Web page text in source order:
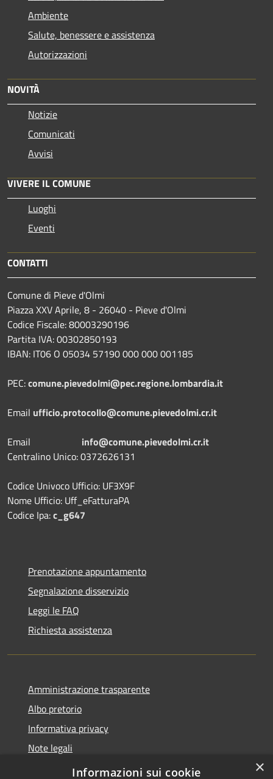
Ambiente
Salute, benessere e assistenza
Autorizzazioni
NOVITÀ
Notizie
Comunicati
Avvisi
VIVERE IL COMUNE
Luoghi
Eventi
CONTATTI
Comune di Pieve d'Olmi
Piazza XXV Aprile, 8 - 26040 - Pieve d'Olmi
Codice Fiscale: 80003290196
Partita IVA: 00302850193
IBAN: IT06 O 05034 57190 000 000 001185
PEC:comune.pievedolmi@pec.regione.lombardia.it
Email ufficio.protocollo@comune.pievedolmi.cr.it
Email info@comune.pievedolmi.cr.it
Centralino Unico: 0372626131
Codice Univoco Ufficio: UF3X9F
Nome Ufficio: Uff_eFatturaPA
Codice Ipa:c_g647
Prenotazione appuntamento
Segnalazione disservizio
Leggi le FAQ
Richiesta assistenza
Amministrazione trasparente
Albo pretorio
Informativa privacy
Note legali
Dichiarazione di accessibilità
×
Informazioni sui cookie